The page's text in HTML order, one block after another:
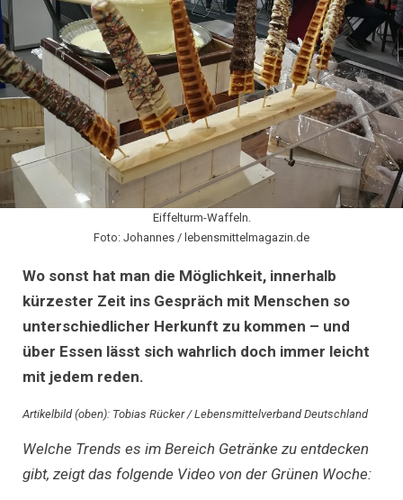
Eiffelturm-Waffeln.
Foto: Johannes / lebensmittelmagazin.de
Wo sonst hat man die Möglichkeit, innerhalb
kürzester Zeit ins Gespräch mit Menschen so
unterschiedlicher Herkunft zu kommen – und
über Essen lässt sich wahrlich doch immer leicht
mit jedem reden.
Artikelbild (oben): Tobias Rücker / Lebensmittelverband Deutschland
Welche Trends es im Bereich Getränke zu entdecken
gibt, zeigt das folgende Video von der Grünen Woche: